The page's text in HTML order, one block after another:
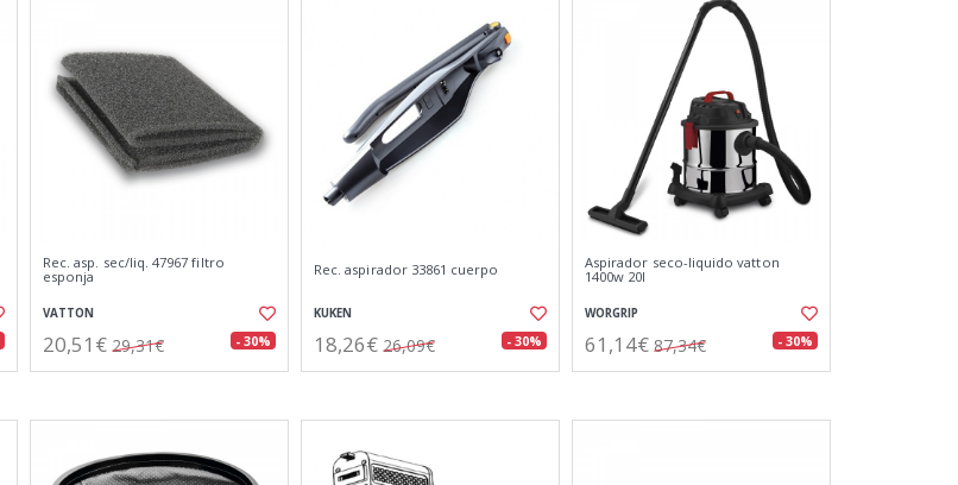
Rec. asp. sec/liq. 47967 filtro
esponja
VATTON
20,51€ 29,31€ - 30%
Rec. aspirador 33861 cuerpo
KUKEN
18,26€ 26,09€ - 30%
Aspirador seco-liquido vatton
1400w 20l
WORGRIP
61,14€ 87,34€ - 30%